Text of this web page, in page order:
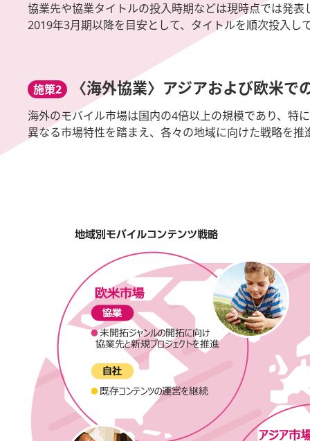
協業先や協業タイトルの投入時期などは現時点では発
2019年3月期以降を目安として、タイトルを順次投入し
施策2 〈海外協業〉アジアおよび欧米で
海外のモバイル市場は国内の4倍以上の規模であり、特
異なる市場特性を踏まえ、各々の地域に向けた戦略を